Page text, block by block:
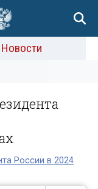
Новости
России в 2024